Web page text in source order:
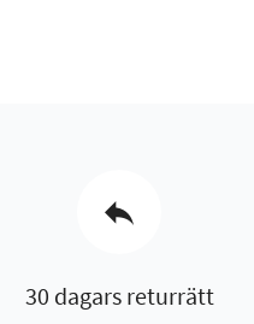
30 dagars returrätt